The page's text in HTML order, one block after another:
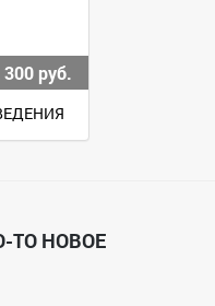
300 руб.
ТО НОВОЕ